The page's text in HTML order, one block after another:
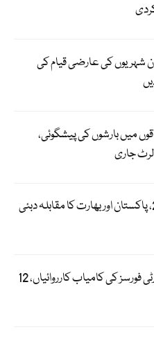
شہریوں کی عارضی قیام کی
میں بارشوں کی پیشگوئی،
جاری
ویمنز ایشیا کپ 2026، پاکستان اور بھارت کا مقابلہ دبئی
بلوچستان میں سیکیورٹی فورسز کی کامیاب کارروائیاں، 12